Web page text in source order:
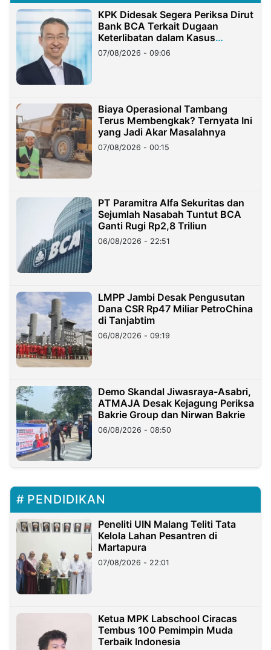
KPK Didesak Segera Periksa Dirut
Bank BCA Terkait Dugaan
Keterlibatan dalam Kasus
Hilangnya Dana Nasabah Rp2,58
Miliar
07/08/2026 - 09:06
Biaya Operasional Tambang
Terus Membengkak? Ternyata Ini
yang Jadi Akar Masalahnya
07/08/2026 - 00:15
PT Paramitra Alfa Sekuritas dan
Sejumlah Nasabah Tuntut BCA
Ganti Rugi Rp2,8 Triliun
06/08/2026 - 22:51
LMPP Jambi Desak Pengusutan
Dana CSR Rp47 Miliar PetroChina
di Tanjabtim
06/08/2026 - 09:19
Demo Skandal Jiwasraya-Asabri,
ATMAJA Desak Kejagung Periksa
Bakrie Group dan Nirwan Bakrie
06/08/2026 - 08:50
PENDIDIKAN
Peneliti UIN Malang Teliti Tata
Kelola Lahan Pesantren di
Martapura
07/08/2026 - 22:01
Ketua MPK Labschool Ciracas
Tembus 100 Pemimpin Muda
Terbaik Indonesia